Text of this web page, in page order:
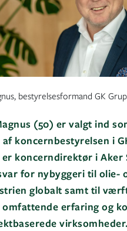
bestyrelsesformand GK
(50) er valgt ind
af koncernbestyrelsen i
er koncerndirektør i Aker
for nybyggeri til olie-
globalt samt til
omfattende erfaring og
virksomheder.